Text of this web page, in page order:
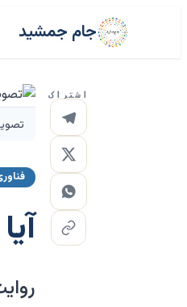
جام جمشید
اشتراک